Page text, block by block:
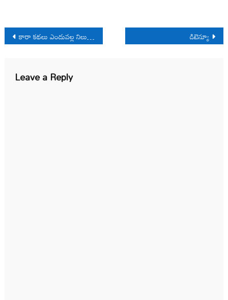
Post
navigation
కారా కథలు ఎందువల్ల నిలుస్తాయి? డిటెన్యూ
Leave a Reply